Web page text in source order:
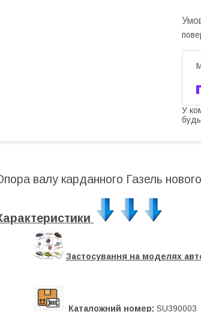
У
валу карданного Газель нового
Застосування на моделях
Каталожний номер: SU390003